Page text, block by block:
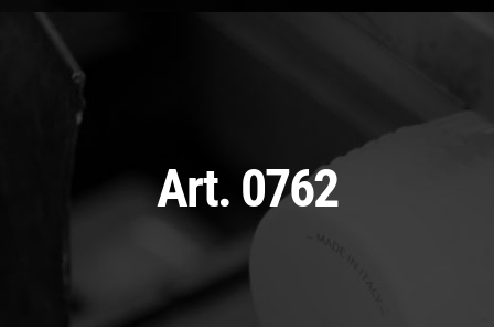
Art. 0762